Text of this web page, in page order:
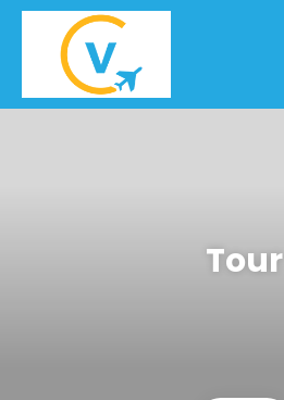
Tour